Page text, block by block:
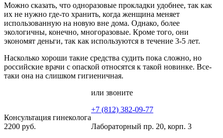
Можно сказать, что одноразовые прокладки удобнее, так как
их не нужно где-то хранить, когда женщина меняет
использованную на новую вне дома. Однако, более
экологичны, конечно, многоразовые. Кроме того, они
экономят деньги, так как используются в течение 3-5 лет.
Насколько хороши такие средства судить пока сложно, но
российские врачи с опаской относятся к такой новинке. Все-
таки она на слишком гигиеничная.
Консультация гинеколога
2200 руб.
или звоните
+7 (812) 382-09-77
Лабораторный пр. 20, корп. 3